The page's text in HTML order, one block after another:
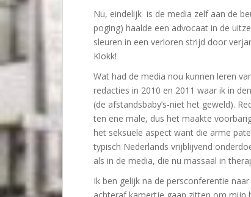
Nu, eindelijk is de media zelf aan de
poging) haalde een advocaat in de
sleuren in een verloren strijd door
Klokk!
Wat had de media nou kunnen leren
redacties in 2010 en 2011 waar ik in
(de afstandsbaby’s-niet het geweld).
ten ene male, dus het maakte
het seksuele aspect want die arme
typisch Nederlands vrijblijvend
als in de media, die nu massaal in
Ik ben gelijk na de persconferentie